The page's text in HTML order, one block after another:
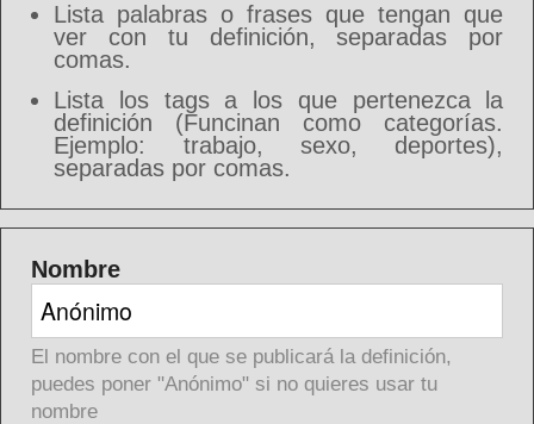
Lista palabras o frases que tengan que
ver con tu definición, separadas por
comas.
Lista los tags a los que pertenezca la
definición (Funcinan como categorías.
Ejemplo: trabajo, sexo, deportes),
separadas por comas.
Nombre
El nombre con el que se publicará la definición,
puedes poner "Anónimo" si no quieres usar tu
nombre